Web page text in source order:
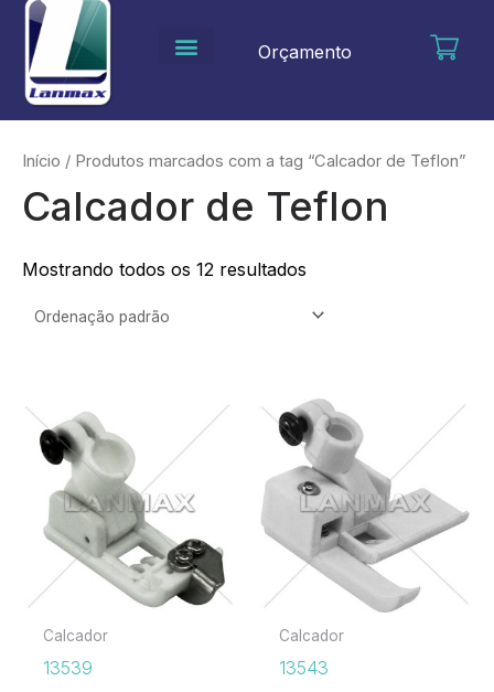
para
conteúdo
Orçamento
Início / Produtos marcados com a tag “Calcador de Teflon”
Calcador de Teflon
Mostrando todos os 12 resultados
Calcador
13539
Calcador
13543